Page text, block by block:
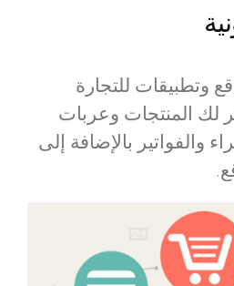
وتطبيقات للتجارة
لك المنتجات وعربات
والفواتير بالإضافة إلى